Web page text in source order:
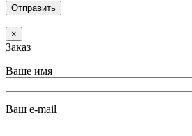
×
Заказ
Ваше имя
Ваш e-mail